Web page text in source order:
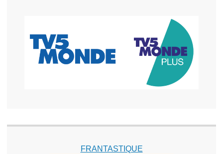
FRANTASTIQUE